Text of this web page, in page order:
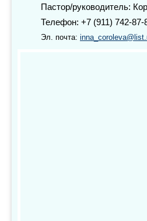
Пастор/руководитель:
Телефон: +7 (911) 742-87-
Эл. почта: